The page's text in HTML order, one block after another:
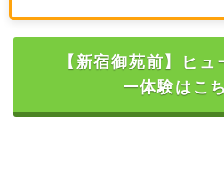
【新宿御苑前】ヒュ
ー体験はこ